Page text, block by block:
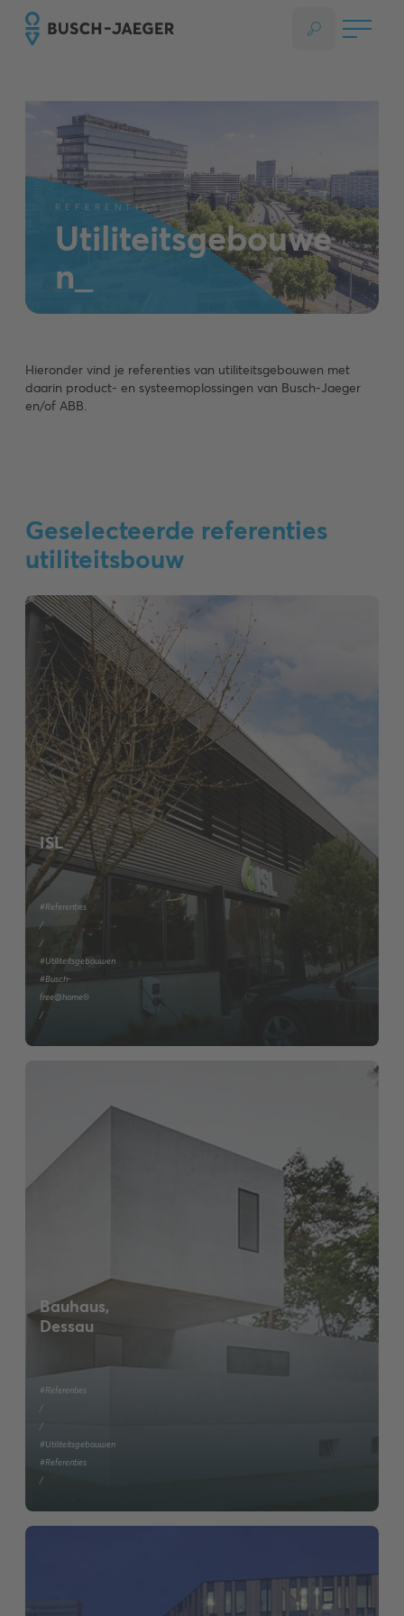
REFERENTIES
Utiliteitsgebouwe
n_
Hieronder vind je referenties van utiliteitsgebouwen met
daarin product- en systeemoplossingen van Busch-Jaeger
en/of ABB.
Geselecteerde referenties
utiliteitsbouw
ISL
#Referenties
/
/
#Utiliteitsgebouwen
#Busch-
free@home®
/
Bauhaus,
Dessau
#Referenties
/
/
#Utiliteitsgebouwen
#Referenties
/